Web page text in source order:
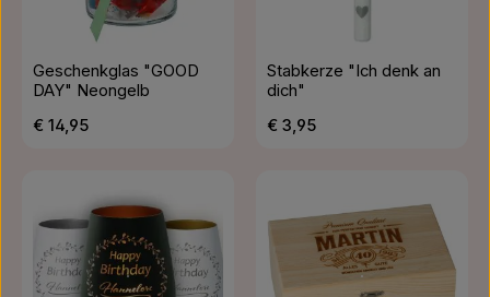
Geschenkglas "GOOD
DAY" Neongelb
Regulärer Preis:
€ 14,95
Stabkerze "Ich denk an
dich"
Regulärer Preis:
€ 3,95